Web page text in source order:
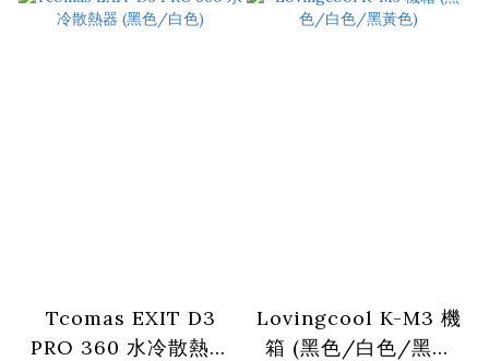
Tcomas EXIT D3
PRO 360 水冷散熱器
Lovingcool K-M3 機
箱 (黑色/白色/黑黃